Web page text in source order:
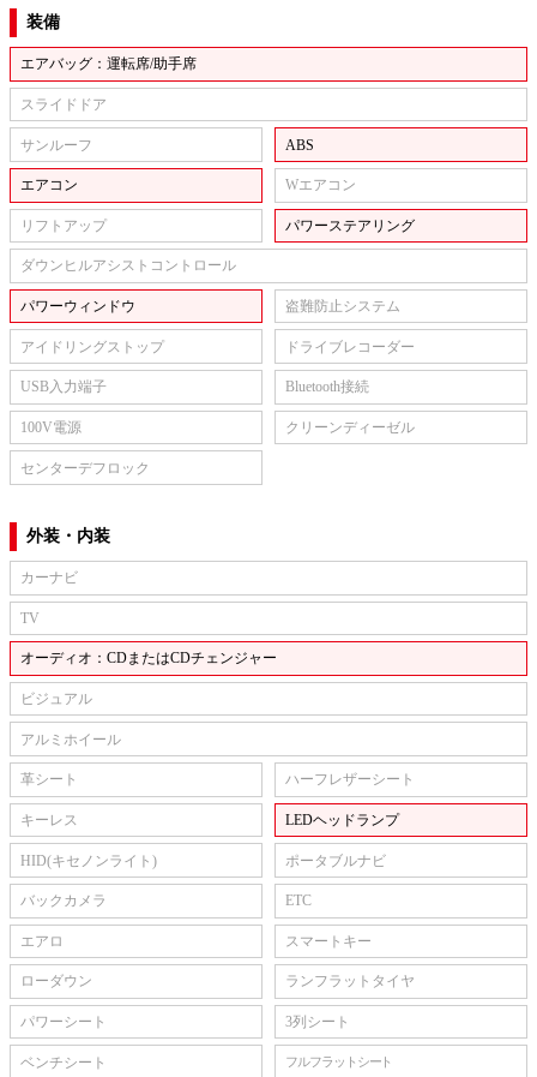
装備
エアバッグ：運転席/助手席
スライドドア
サンルーフ ABS
エアコン Wエアコン
リフトアップ パワーステアリング
ダウンヒルアシストコントロール
パワーウィンドウ 盗難防止システム
アイドリングストップ ドライブレコーダー
USB入力端子 Bluetooth接続
100V電源 クリーンディーゼル
センターデフロック
外装・内装
カーナビ
TV
オーディオ：CDまたはCDチェンジャー
ビジュアル
アルミホイール
革シート ハーフレザーシート
キーレス LEDヘッドランプ
HID(キセノンライト) ポータブルナビ
バックカメラ ETC
エアロ スマートキー
ローダウン ランフラットタイヤ
パワーシート 3列シート
ベンチシート フルフラットシート